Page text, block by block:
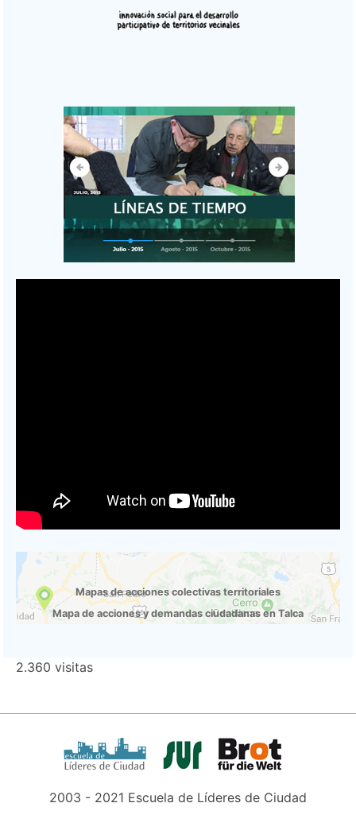
Mapas de acciones colectivas territoriales
Mapa de acciones y demandas ciudadanas en Talca
2.360 visitas
2003 - 2021 Escuela de Líderes de Ciudad